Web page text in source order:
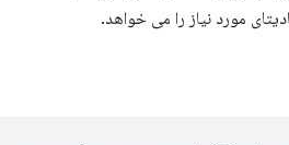
مورد نیاز را می خواهد.